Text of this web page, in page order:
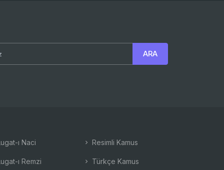
ı Naci
ı Remzi
Resimli Kamus
Türkçe Kamus